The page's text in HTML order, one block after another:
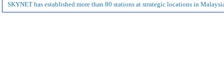
SKYNET has established more than 80 stations at strategic locations in